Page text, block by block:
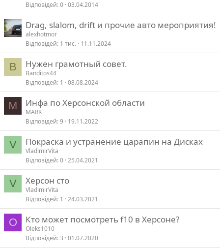
р
и
л
Відповідей 0 03.04.2014
Drag, slalom, drift и прочие авто мероприятия!
alexhotmor
Відповідей 1 тис. 11.11.2024
B Нужен грамотный совет.
Banditos44
Відповідей 1 08.08.2024
M Инфа по Херсонской области
MARK
Відповідей 9 19.11.2022
V Покраска и устранение царапин на Дисках
VladimirVita
Відповідей 0 25.04.2021
V Херсон сто
VladimirVita
Відповідей 1 24.03.2021
O Кто может посмотреть f10 в Херсоне?
Oleks1010
Відповідей 3 01.07.2020